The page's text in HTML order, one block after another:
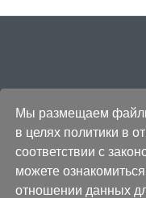
Мы размещаем
в целях политики в
соответствии с
можете
отношении данных
Titiz Plastik
полезные для